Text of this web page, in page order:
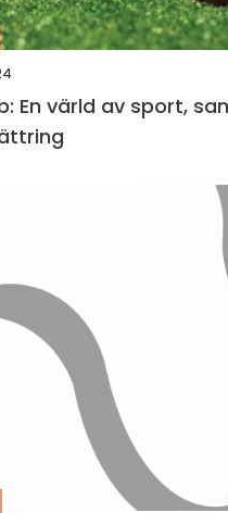
En värld av sport,